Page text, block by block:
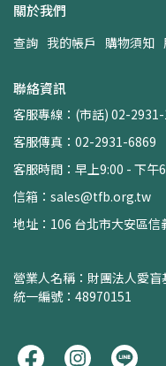
關於我們
查詢 我的帳戶 購物須知
聯絡資訊
客服專線：(市話) 02-
客服傳真：02-2931-6869
客服時間：早上9:00 - 下午
信箱：sales@tfb.org.tw
地址：106 台北市大安區
營業人名稱：財團法人愛
統一編號：48970151